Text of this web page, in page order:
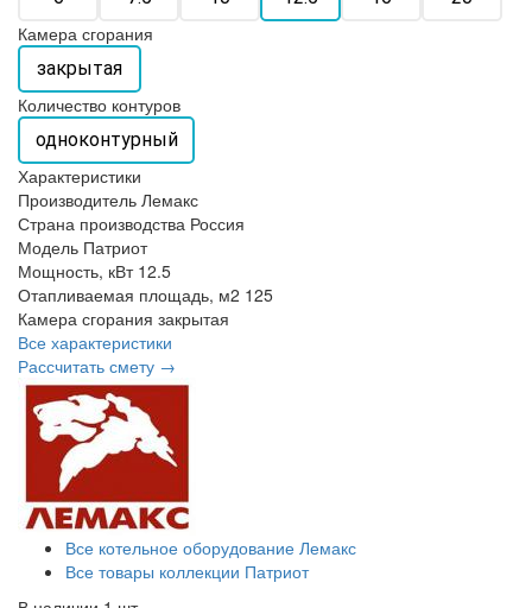
Камера сгорания
закрытая
Количество контуров
одноконтурный
Характеристики
Производитель Лемакс
Страна производства Россия
Модель Патриот
Мощность, кВт 12.5
Отапливаемая площадь, м2 125
Камера сгорания закрытая
Все характеристики
Рассчитать смету →
Все котельное оборудование Лемакс
Все товары коллекции Патриот